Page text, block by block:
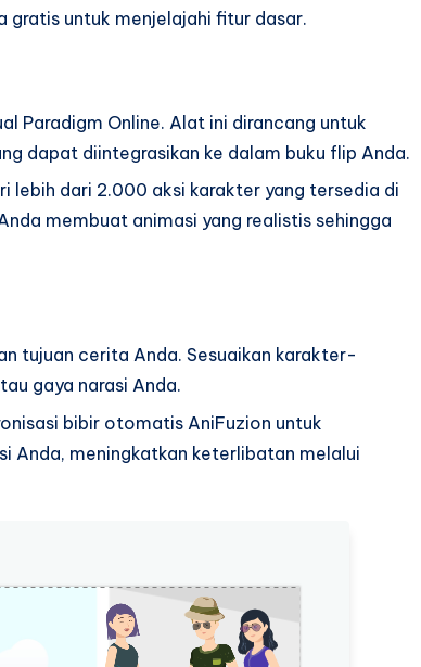
gratis untuk menjelajahi fitur dasar.
Paradigm Online. Alat ini dirancang untuk
dapat diintegrasikan ke dalam buku flip Anda.
lebih dari 2.000 aksi karakter yang tersedia di
membuat animasi yang realistis sehingga
tujuan cerita Anda. Sesuaikan karakter-
gaya narasi Anda.
bibir otomatis AniFuzion untuk
Anda, meningkatkan keterlibatan melalui